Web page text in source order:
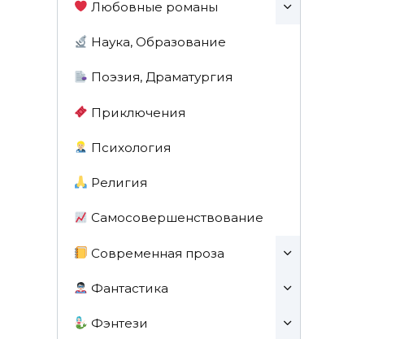
Любовные романы
Наука, Образование
Поэзия, Драматургия
Приключения
Психология
Религия
Самосовершенствование
Современная проза
Фантастика
Фэнтези